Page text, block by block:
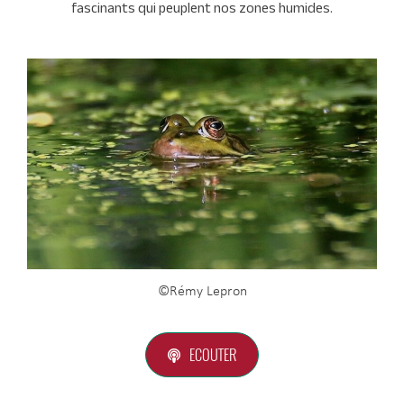
fascinants qui peuplent nos zones humides.
©Rémy Lepron
ECOUTER